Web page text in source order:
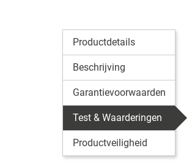
Productdetails
Beschrijving
Garantievoorwaarden
Test & Waarderingen
Productveiligheid